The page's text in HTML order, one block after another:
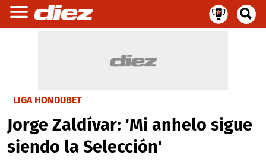
LIGA HONDUBET
Jorge Zaldívar: 'Mi anhelo sigue
siendo la Selección'